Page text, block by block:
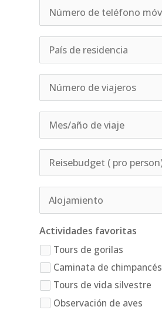
Actividades favoritas
Tours de gorilas
Caminata de chimpancés
Tours de vida silvestre
Observación de aves